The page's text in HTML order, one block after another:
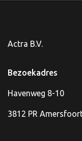
Actra B.V.
Bezoekadres
Havenweg 8-10
3812 PR